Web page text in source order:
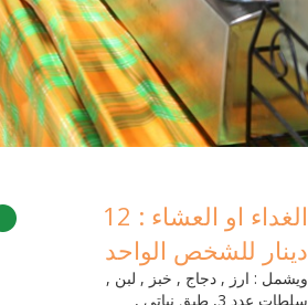
الغداء او العشاء : 12
دينار للشخص الواحد
ويشمل : ارز , دجاج , خبز , لبن ,
سلطات عدد 3, طبق نباتي ,